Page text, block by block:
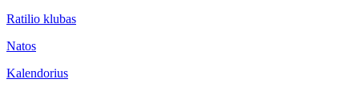
Ratilio klubas
Natos
Kalendorius